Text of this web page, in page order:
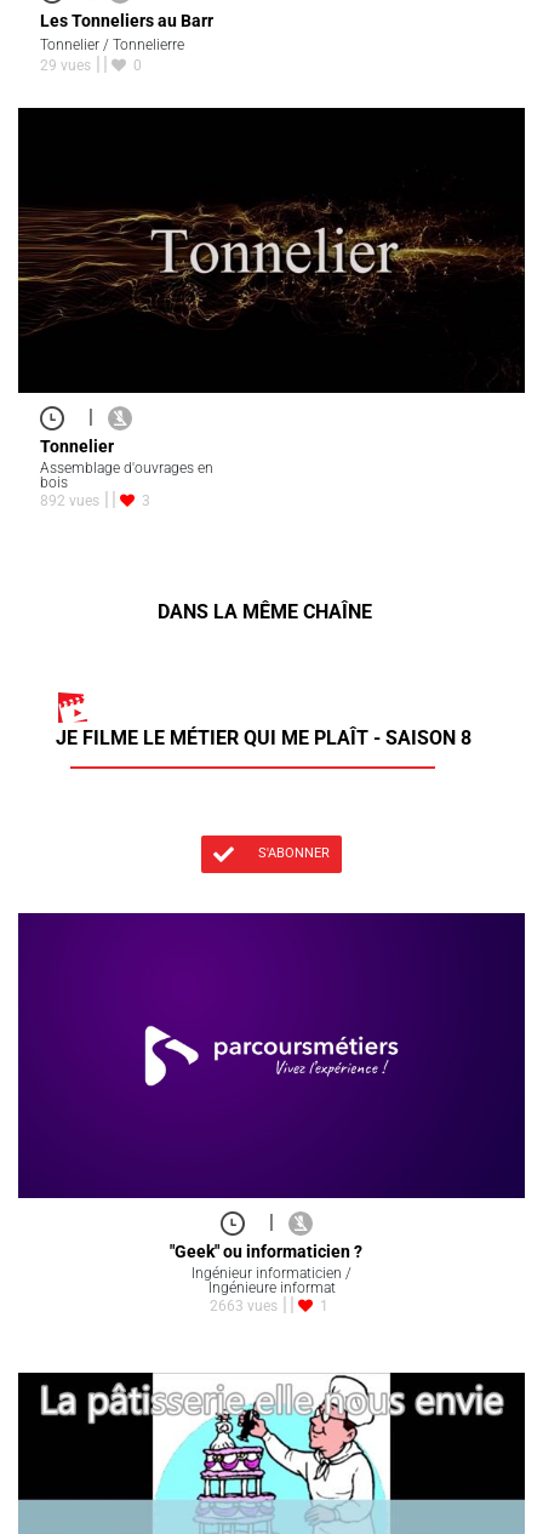
Les Tonneliers au Barr
Tonnelier / Tonnelierre
29 vues
0
|
Tonnelier
Assemblage d'ouvrages en
bois
892 vues
3
DANS LA MÊME CHAÎNE
JE FILME LE MÉTIER QUI ME PLAÎT - SAISON 8
S'ABONNER
"Geek" ou informaticien ?
Ingénieur informaticien /
Ingénieure informat
2663 vues
1